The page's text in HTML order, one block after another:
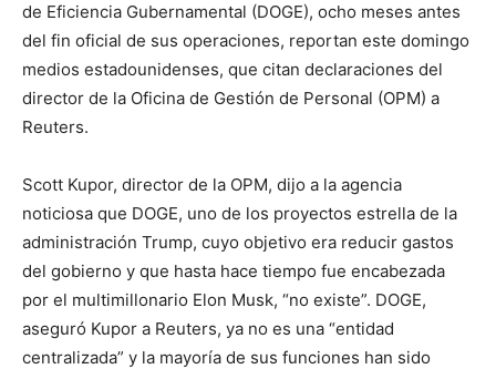
de Eficiencia Gubernamental (DOGE), ocho meses antes
del fin oficial de sus operaciones, reportan este domingo
medios estadounidenses, que citan declaraciones del
director de la Oficina de Gestión de Personal (OPM) a
Reuters.
Scott Kupor, director de la OPM, dijo a la agencia
noticiosa que DOGE, uno de los proyectos estrella de la
administración Trump, cuyo objetivo era reducir gastos
del gobierno y que hasta hace tiempo fue encabezada
por el multimillonario Elon Musk, “no existe”. DOGE,
aseguró Kupor a Reuters, ya no es una “entidad
centralizada” y la mayoría de sus funciones han sido